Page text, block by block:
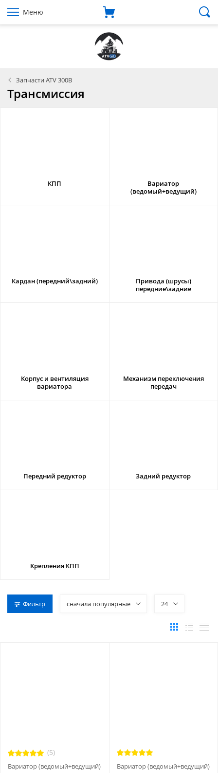
Меню
Запчасти ATV 300B
Трансмиссия
КПП
Вариатор
(ведомый+ведущий)
Кардан (передний\задний)
Привода (шрусы)
передние\задние
Корпус и вентиляция
вариатора
Механизм переключения
передач
Передний редуктор Задний редуктор
Крепления КПП
Фильтр сначала популярные 24
(5)
Вариатор (ведомый+ведущий)
Вариатор (ведомый+ведущий)